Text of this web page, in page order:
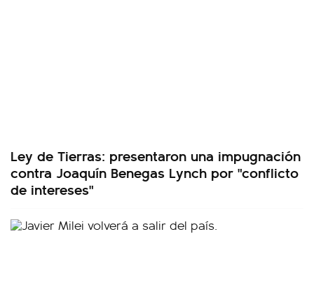
Ley de Tierras: presentaron una impugnación
contra Joaquín Benegas Lynch por "conflicto
de intereses"